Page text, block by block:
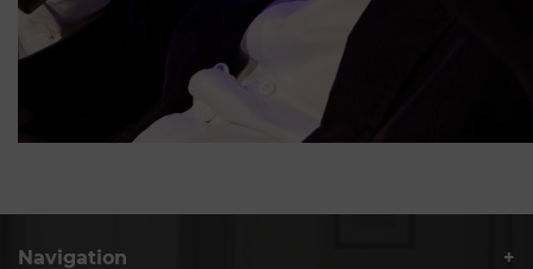
Navigation